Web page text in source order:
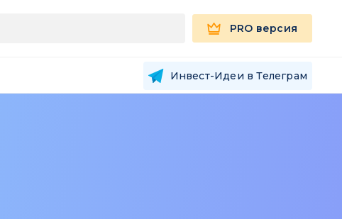
PRO версия
Инвест-Идеи в Телеграм